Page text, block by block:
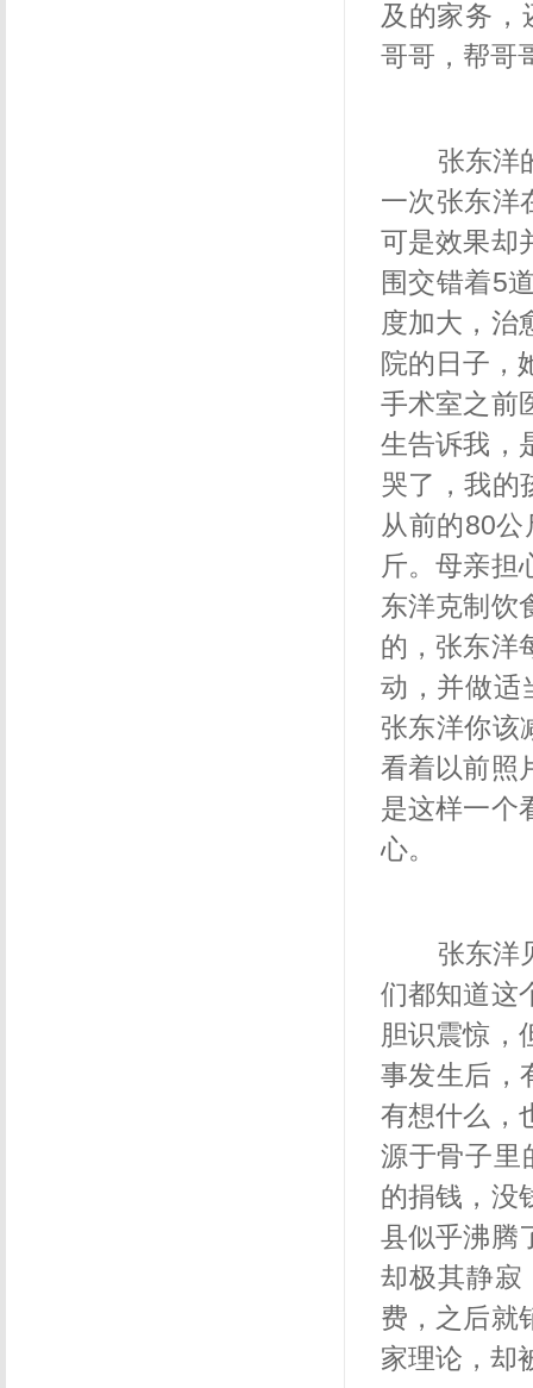
及的家务，
哥哥，帮哥
张东洋
一次张东洋
可是效果却
围交错着5
度加大，治
院的日子，
手术室之前
生告诉我，
哭了，我的
从前的80公
斤。母亲担
东洋克制饮
的，张东洋
动，并做适
张东洋你该
看着以前照
是这样一个
心。
张东洋
们都知道这
胆识震惊，
事发生后，
有想什么，
源于骨子里
的捐钱，没
县似乎沸腾
却极其静寂
费，之后就
家理论，却